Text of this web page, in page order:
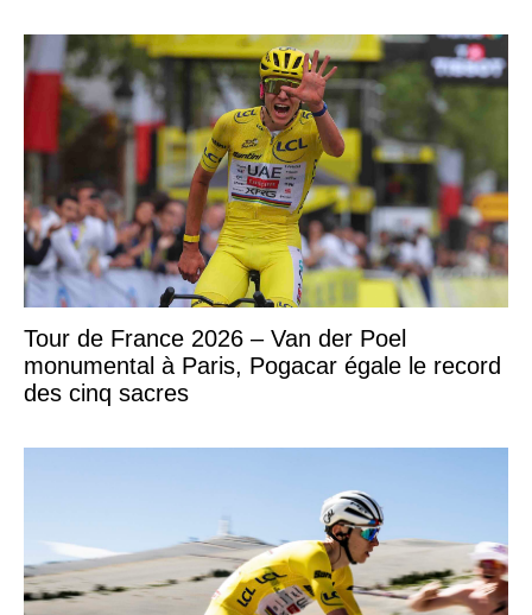
Tour de France 2026 – Van der Poel
monumental à Paris, Pogacar égale le record
des cinq sacres